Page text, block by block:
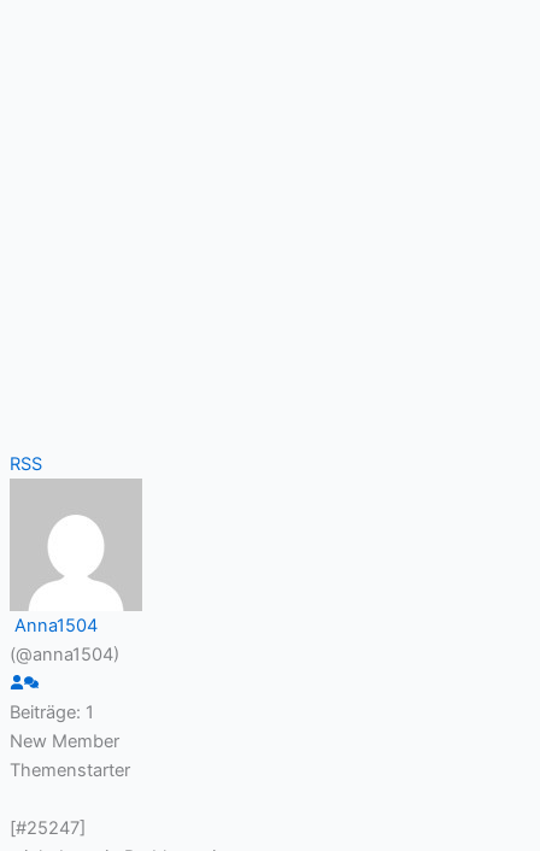
RSS
Anna1504
(@anna1504)
Beiträge: 1
New Member
Themenstarter
[#25247]